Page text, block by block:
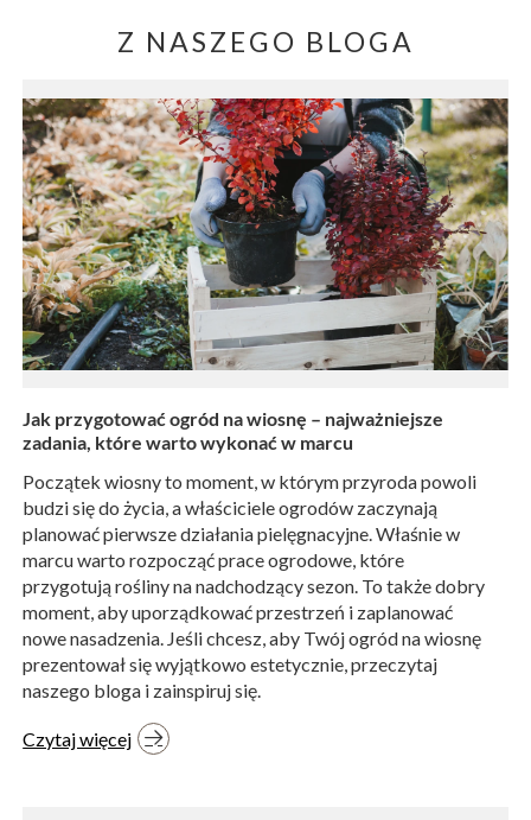
Z NASZEGO BLOGA
Jak przygotować ogród na wiosnę – najważniejsze
zadania, które warto wykonać w marcu
Początek wiosny to moment, w którym przyroda powoli
budzi się do życia, a właściciele ogrodów zaczynają
planować pierwsze działania pielęgnacyjne. Właśnie w
marcu warto rozpocząć prace ogrodowe, które
przygotują rośliny na nadchodzący sezon. To także dobry
moment, aby uporządkować przestrzeń i zaplanować
nowe nasadzenia. Jeśli chcesz, aby Twój ogród na wiosnę
prezentował się wyjątkowo estetycznie, przeczytaj
naszego bloga i zainspiruj się.
Czytaj więcej